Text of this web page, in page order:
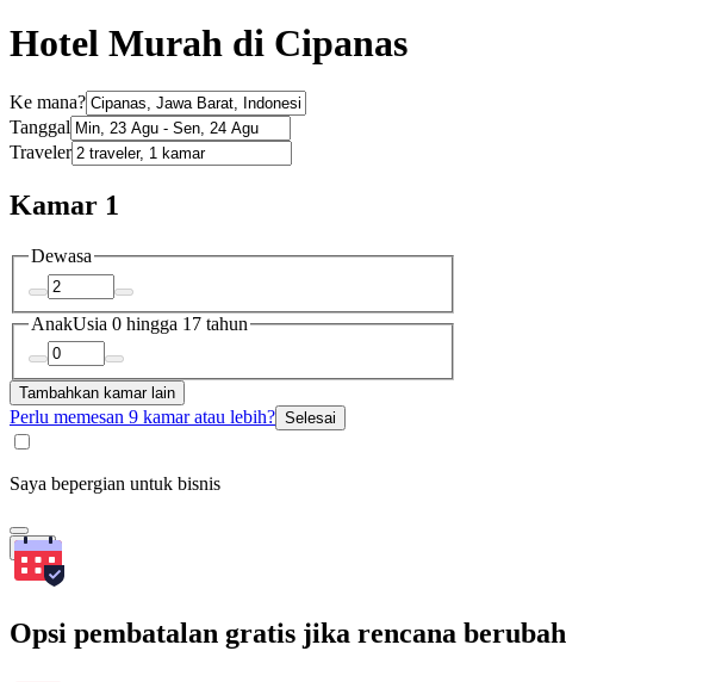
Hotel Murah di Cipanas
Ke mana?
Tanggal
Traveler
Kamar 1
Dewasa
AnakUsia 0 hingga 17 tahun
Tambahkan kamar lain
Perlu memesan 9 kamar atau lebih? Selesai
Saya bepergian untuk bisnis
Cari
Opsi pembatalan gratis jika rencana berubah